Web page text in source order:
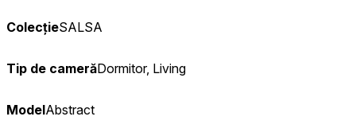
ColecțieSALSA
Tip de camerăDormitor, Living
ModelAbstract